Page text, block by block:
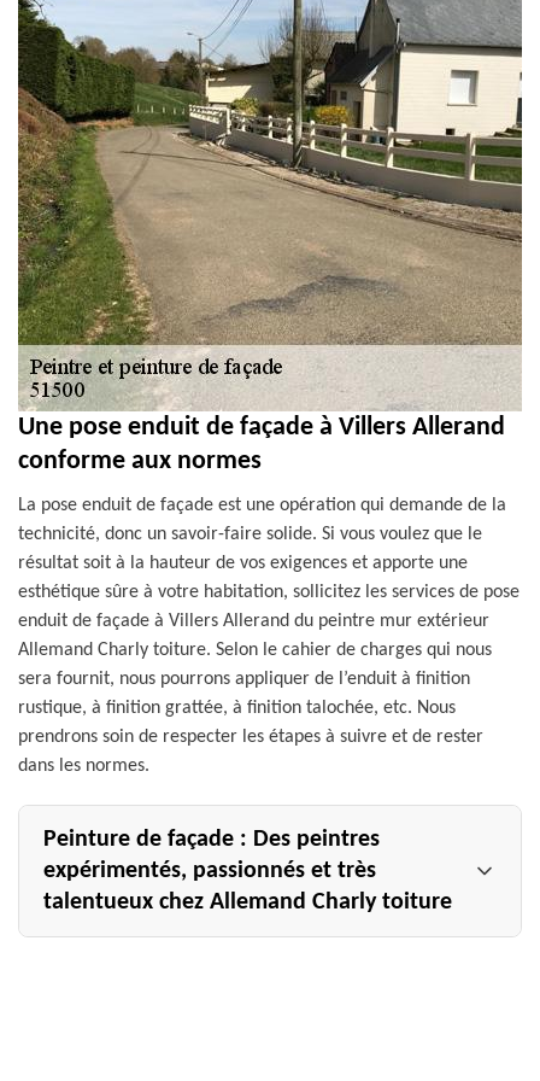
Une pose enduit de façade à Villers Allerand
conforme aux normes
La pose enduit de façade est une opération qui demande de la
technicité, donc un savoir-faire solide. Si vous voulez que le
résultat soit à la hauteur de vos exigences et apporte une
esthétique sûre à votre habitation, sollicitez les services de pose
enduit de façade à Villers Allerand du peintre mur extérieur
Allemand Charly toiture. Selon le cahier de charges qui nous
sera fournit, nous pourrons appliquer de l’enduit à finition
rustique, à finition grattée, à finition talochée, etc. Nous
prendrons soin de respecter les étapes à suivre et de rester
dans les normes.
Peinture de façade : Des peintres
expérimentés, passionnés et très
talentueux chez Allemand Charly toiture